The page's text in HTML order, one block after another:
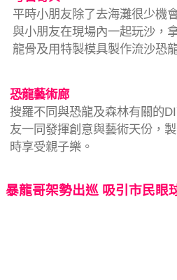
平時小朋友除了去海灘很少機
與小朋友在現場內一起玩沙，
龍骨及用特製模具製作流沙恐
恐龍藝術廊
搜羅不同與恐龍及森林有關的
友一同發揮創意與藝術天份，
時享受親子樂。
暴龍哥架勢出巡 吸引市民眼